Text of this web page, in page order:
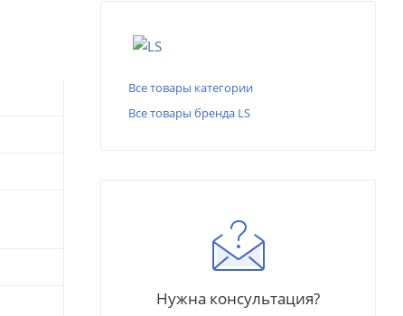
Все товары категории
Все товары бренда LS
Нужна консультация?